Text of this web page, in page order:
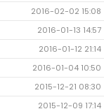
2016-02-02 15:08
2016-01-13 14:57
2016-01-12 21:14
2016-01-04 10:50
2015-12-21 08:30
2015-12-09 17:14